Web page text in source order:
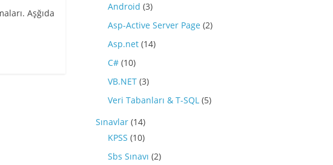
Aşğıda
Android (3)
Asp-Active Server Page (2)
Asp.net (14)
C# (10)
VB.NET (3)
Veri Tabanları & T-SQL (5)
Sınavlar (14)
KPSS (10)
Sbs Sınavı (2)